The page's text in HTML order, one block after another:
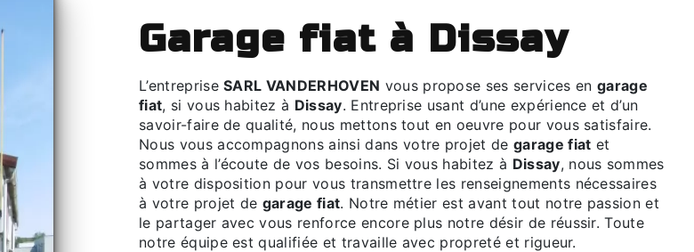
garage fiat à Dissay
L’entrepriseSARL VANDERHOVEN vous propose ses services en garage
fiat, si vous habitez à Dissay. Entreprise usant d’une expérience et d’un
savoir-faire de qualité, nous mettons tout en oeuvre pour vous satisfaire.
Nous vous accompagnons ainsi dans votre projet degarage fiat et
sommes à l’écoute de vos besoins. Si vous habitez à Dissay, nous sommes
à votre disposition pour vous transmettre les renseignements nécessaires
à votre projet de garage fiat. Notre métier est avant tout notre passion et
le partager avec vous renforce encore plus notre désir de réussir. Toute
notre équipe est qualifiée et travaille avec propreté et rigueur.